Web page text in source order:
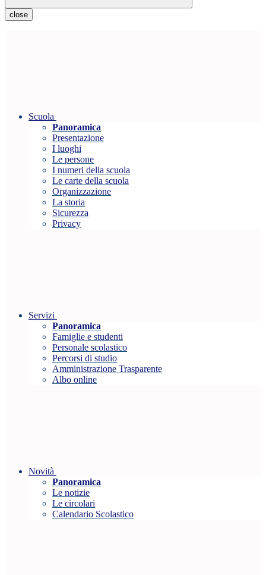
close
Scuola
Panoramica
Presentazione
I luoghi
Le persone
I numeri della scuola
Le carte della scuola
Organizzazione
La storia
Sicurezza
Privacy
Servizi
Panoramica
Famiglie e studenti
Personale scolastico
Percorsi di studio
Amministrazione Trasparente
Albo online
Novità
Panoramica
Le notizie
Le circolari
Calendario Scolastico